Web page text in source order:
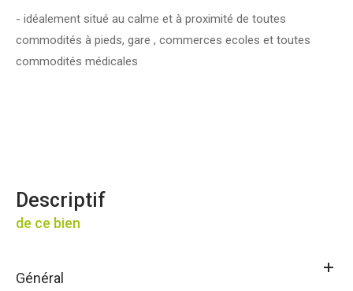
- idéalement situé au calme et à proximité de toutes
commodités à pieds, gare , commerces ecoles et toutes
commodités médicales
descriptif
de ce bien
Général